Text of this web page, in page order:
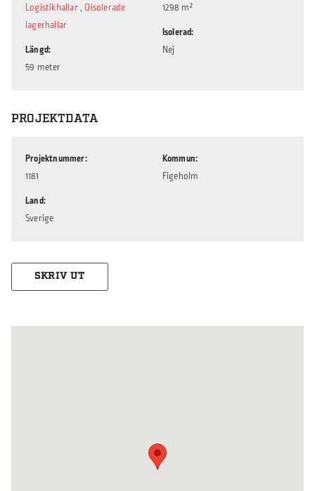
Logistikhallar , Oisolerade
lagerhallar
Längd
59 meter
1298 m²
Isolerad
Nej
PROJEKTDATA
Projektnummer
1181
Land
Sverige
Kommun
Figeholm
SKRIV UT